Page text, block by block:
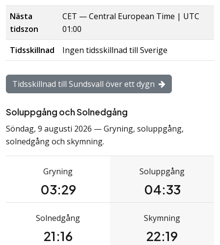
Nästa
tidszon
CET —Central European Time | UTC
01:00
Tidsskillnad
Ingen tidsskillnad till Sverige
Tidsskillnad till Sundsvall över ett dygn
Soluppgång och Solnedgång
Söndag, 9 augusti 2026 — Gryning, soluppgång,
solnedgång och skymning.
Gryning
03:29
Soluppgång
04:33
Solnedgång
21:16
Skymning
22:19